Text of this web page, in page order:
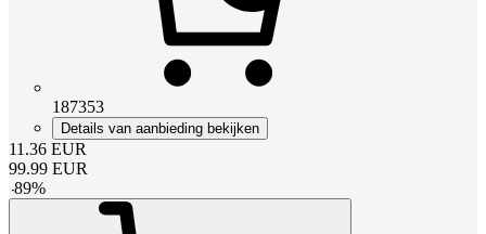
187353
Details van aanbieding bekijken
11.36 EUR
99.99 EUR
-89%